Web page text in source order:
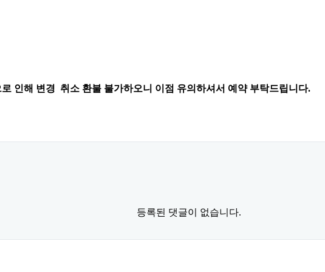
인해 변경 취소 환불 불가하오니 이점 유의하셔서 예약 부탁드립니다.
등록된 댓글이 없습니다.